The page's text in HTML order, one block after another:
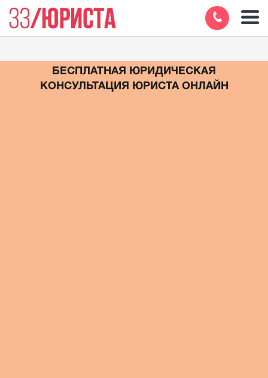
БЕСПЛАТНАЯ ЮРИДИЧЕСКАЯ
КОНСУЛЬТАЦИЯ ЮРИСТА ОНЛАЙН